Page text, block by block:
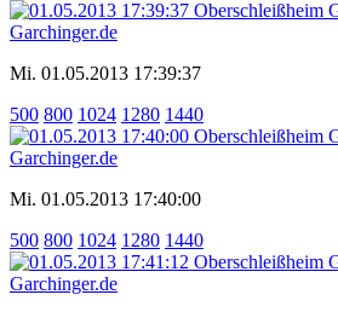
Mi. 01.05.2013 17:39:37
500 800 1024 1280 1440
Mi. 01.05.2013 17:40:00
500 800 1024 1280 1440